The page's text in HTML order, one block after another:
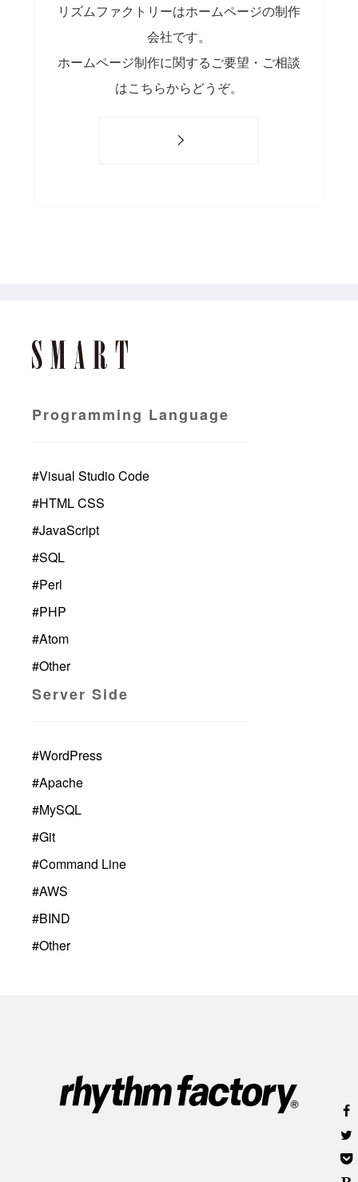
リズムファクトリーはホームページの制作
会社です。
ホームページ制作に関するご要望・ご相談
はこちらからどうぞ。
Programming Language
#Visual Studio Code
#HTML CSS
#JavaScript
#SQL
#Perl
#PHP
#Atom
#Other
Server Side
#WordPress
#Apache
#MySQL
#Git
#Command Line
#AWS
#BIND
#Other